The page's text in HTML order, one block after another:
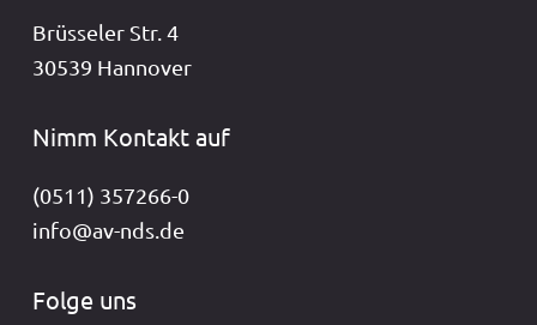
Brüsseler Str. 4
30539 Hannover
Nimm Kontakt auf
(0511) 357266-0
info@av-nds.de
Folge uns